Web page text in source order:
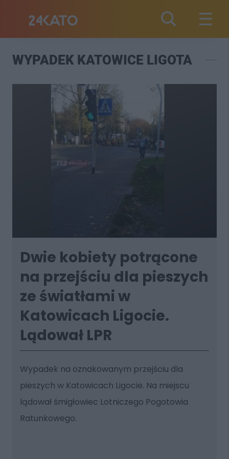
WYPADEK KATOWICE LIGOTA
Dwie kobiety potrącone
na przejściu dla pieszych
ze światłami w
Katowicach Ligocie.
Lądował LPR
Wypadek na oznakowanym przejściu dla
pieszych w Katowicach Ligocie. Na miejscu
lądował śmigłowiec Lotniczego Pogotowia
Ratunkowego.